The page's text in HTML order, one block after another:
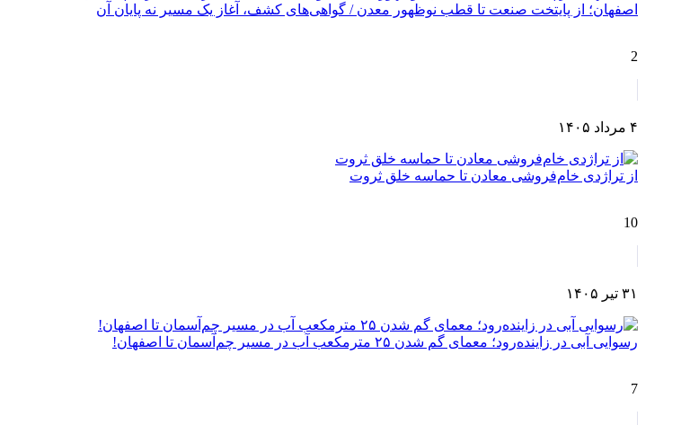
اصفهان؛ از پایتخت صنعت تا قطب نوظهور معدن / گواهی‌های کشف، آغاز یک مسیر نه پایان آن
2
۴ مرداد ۱۴۰۵
از تراژدی خام‌فروشی معادن تا حماسه خلق ثروت
10
۳۱ تیر ۱۴۰۵
رسوایی آبی در زاینده‌رود؛ معمای گم شدن ۲۵ مترمکعب آب در مسیر چم‌آسمان تا اصفهان!
7